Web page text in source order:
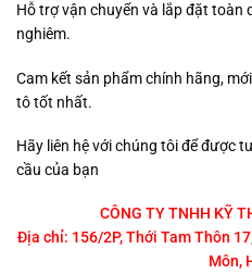
Hỗ trợ vận chuyển và lắp đặt toàn
nghiêm.
Cam kết sản phẩm chính hãng,
tô tốt nhất.
Hãy liên hệ với chúng tôi để được
cầu của bạn
CÔNG TY TNHH KỸ
Địa chỉ: 156/2P, Thới Tam Thôn
Môn,